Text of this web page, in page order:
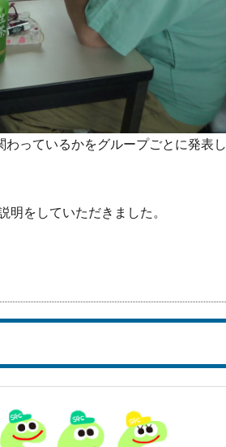
っているかをグループごとに発表し
をしていただきました。